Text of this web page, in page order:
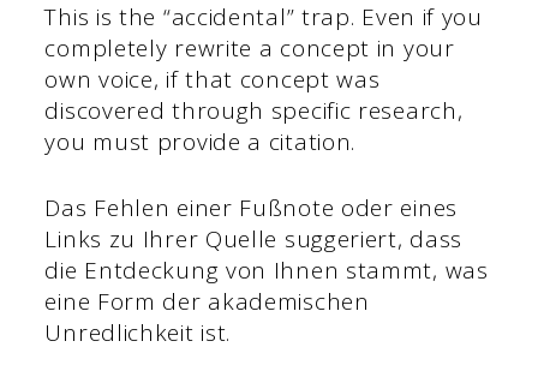
This is the “accidental” trap. Even if you
completely rewrite a concept in your
own voice, if that concept was
discovered through specific research,
you must provide a citation.
Das Fehlen einer Fußnote oder eines
Links zu Ihrer Quelle suggeriert, dass
die Entdeckung von Ihnen stammt, was
eine Form der akademischen
Unredlichkeit ist.